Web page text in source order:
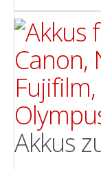
Akkus